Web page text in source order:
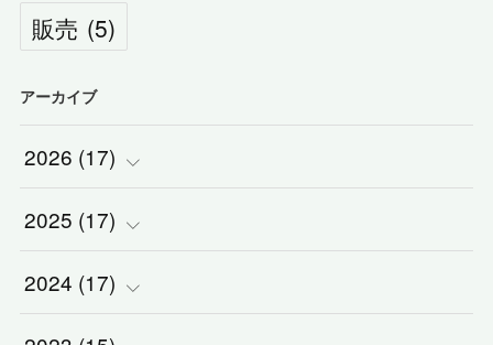
販売 (5)
アーカイブ
2026 (17)
(2)
(1)
2025 (17)
(2)
2024 (17)